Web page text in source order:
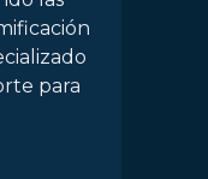
para